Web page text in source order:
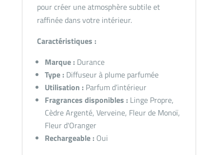
pour créer une atmosphère subtile et
raffinée dans votre intérieur.
Caractéristiques :
Marque :Durance
Type :Diffuseur à plume parfumée
Utilisation :Parfum d’intérieur
Fragrances disponibles :Linge Propre,
Cèdre Argenté, Verveine, Fleur de Monoï,
Fleur d'Oranger
Rechargeable :Oui